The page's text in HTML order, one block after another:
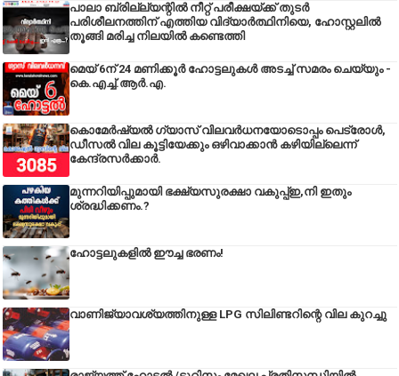
പാലാ ബ്രില്ല്യന്റിൽ നീറ്റ് പരീക്ഷയ്ക്ക് തുടർ
പരിശീലനത്തിന് എത്തിയ വിദ്യാർത്ഥിനിയെ, ഹോസ്റ്റലിൽ
തൂങ്ങി മരിച്ച നിലയിൽ കണ്ടെത്തി
മെയ് 6ന് 24 മണിക്കൂർ ഹോട്ടലുകൾ അടച്ച് സമരം ചെയ്യും -
കെ.എച്ച്.ആർ.എ.
കൊമേർഷ്യൽ ഗ്യാസ് വിലവർധനയോടൊപ്പം പെട്രോൾ,
ഡീസല്‍ വില കൂട്ടിയേക്കും ഒഴിവാക്കാന്‍ കഴിയില്ലെന്ന്
കേന്ദ്രസര്‍ക്കാര്‍.
മുന്നറിയിപ്പുമായി ഭക്ഷ്യസുരക്ഷാ വകുപ്പ്ഇ,നി ഇതും
ശ്രദ്ധിക്കണം.?
ഹോട്ടലുകളിൽ ഈച്ച ഭരണം!
വാണിജ്യാവശ്യത്തിനുള്ള LPG സിലിണ്ടറിന്റെ വില കുറച്ചു